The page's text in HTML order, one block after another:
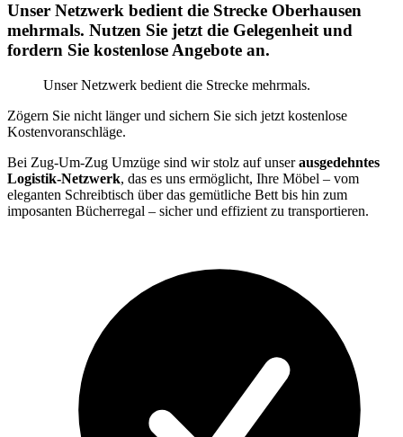
Unser Netzwerk bedient die Strecke Oberhausen
mehrmals. Nutzen Sie jetzt die Gelegenheit und
fordern Sie kostenlose Angebote an.
Unser Netzwerk bedient die Strecke mehrmals.
Zögern Sie nicht länger und sichern Sie sich jetzt kostenlose
Kostenvoranschläge.
Bei Zug-Um-Zug Umzüge sind wir stolz auf unserausgedehntes
Logistik-Netzwerk, das es uns ermöglicht, Ihre Möbel – vom
eleganten Schreibtisch über das gemütliche Bett bis hin zum
imposanten Bücherregal – sicher und effizient zu transportieren.